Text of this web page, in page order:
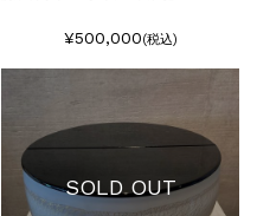
¥500,000(税込)
SOLD OUT